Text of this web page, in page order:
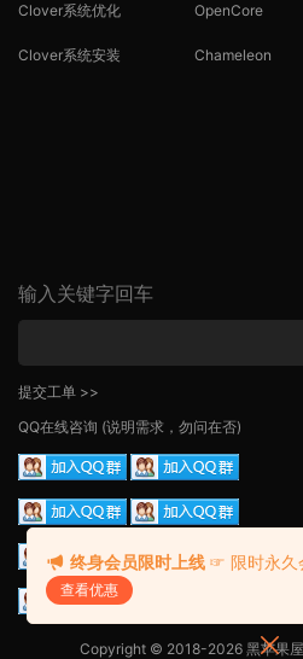
Clover系统优化
Clover系统安装
OpenCore
Chameleon
输入关键字回车
提交工单 >>
QQ在线咨询 (说明需求，勿问在否)
Copyright © 2018-2026 黑苹果屋
终身会员限时上线 ☞ 限时永久
查看优惠